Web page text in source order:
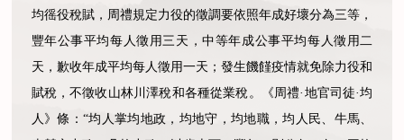
均徭役稅賦，周禮規定力役的徵調要依照年成好壞分為三等，
豐年公事平均每人徵用三天，中等年成公事平均每人徵用二
天，歉收年成平均每人徵用一天；發生饑饉疫情就免除力役和
賦稅，不徵收山林川澤稅和各種從業稅。《周禮·地官司徒·均
人》條：“均人掌均地政，均地守，均地職，均人民、牛馬、